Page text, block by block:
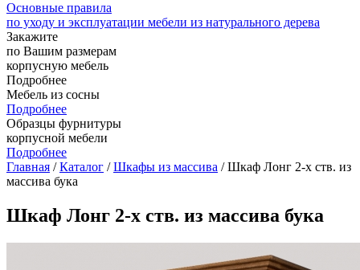
Основные правила
по уходу и эксплуатации мебели из натурального дерева
Закажите
по Вашим размерам
корпусную мебель
Подробнее
Мебель из сосны
Подробнее
Образцы фурнитуры
корпусной мебели
Подробнее
Главная /Каталог /Шкафы из массива / Шкаф Лонг 2-х ств. из
массива бука
Шкаф Лонг 2-х ств. из массива бука